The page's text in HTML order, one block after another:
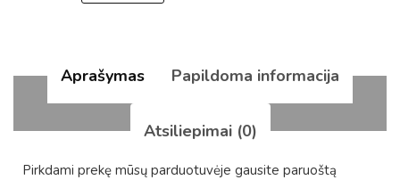
Aprašymas Papildoma informacija
Atsiliepimai (0)
Pirkdami prekę mūsų parduotuvėje gausite paruoštą